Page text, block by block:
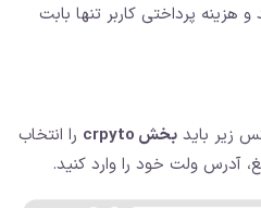
هزینه پرداختی کاربر تنها بابت
زیر باید بخش crpyto
را انتخاب
آدرس ولت خود را وارد کنید.